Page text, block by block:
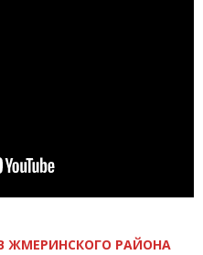
ЖМЕРИНСКОГО РАЙОНА